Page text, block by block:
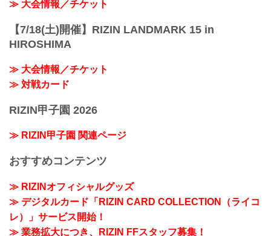
≫ 大会情報／チケット
【7/18(土)開催】RIZIN LANDMARK 15 in
HIROSHIMA
≫ 大会情報／チケット
≫ 対戦カード
RIZIN甲子園 2026
≫ RIZIN甲子園 関連ページ
おすすめコンテンツ
≫ RIZINオフィシャルグッズ
≫ デジタルカード「RIZIN CARD COLLECTION（ライコ
レ）」サービス開始！
≫ 業務拡大につき、RIZIN FFスタッフ募集！